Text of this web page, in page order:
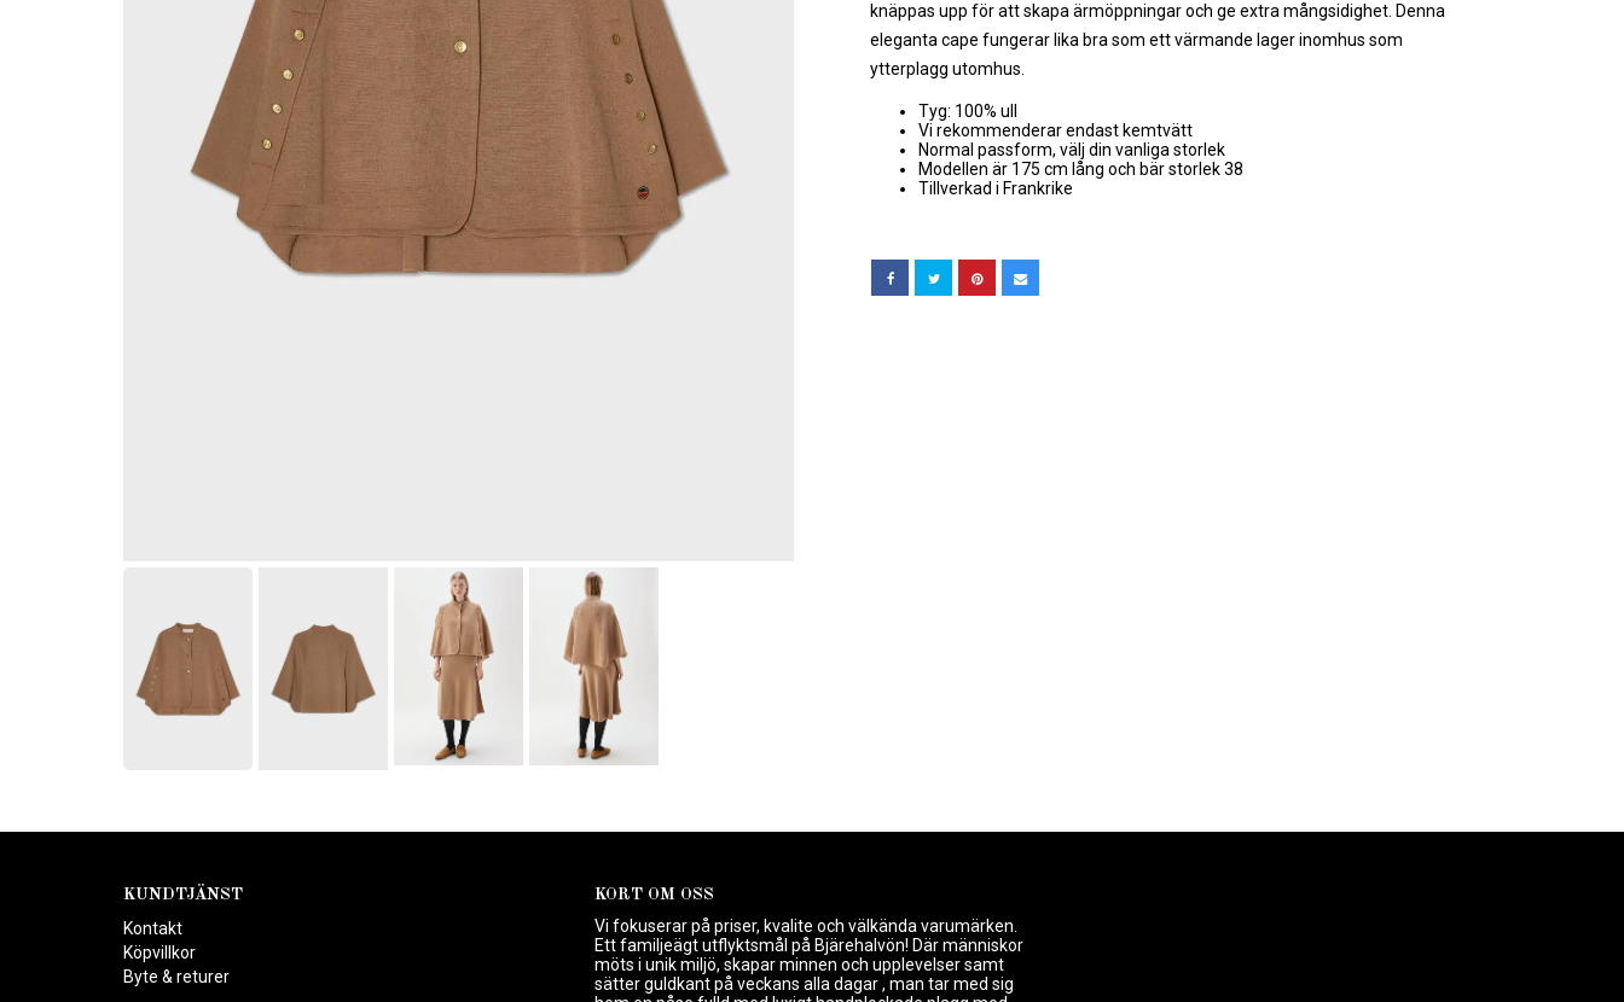
knäppas upp för att skapa ärmöppningar och ge extra mångsidighet. Denna
eleganta cape fungerar lika bra som ett värmande lager inomhus som
ytterplagg utomhus.
Tyg: 100% ull
Vi rekommenderar endast kemtvätt
Normal passform, välj din vanliga storlek
Modellen är 175 cm lång och bär storlek 38
Tillverkad i Frankrike
KUNDTJÄNST
Kontakt
Köpvillkor
Byte & returer
KORT OM OSS
Vi fokuserar på priser, kvalite och välkända varumärken.
Ett familjeägt utflyktsmål på Bjärehalvön! Där människor
möts i unik miljö, skapar minnen och upplevelser samt
sätter guldkant på veckans alla dagar , man tar med sig